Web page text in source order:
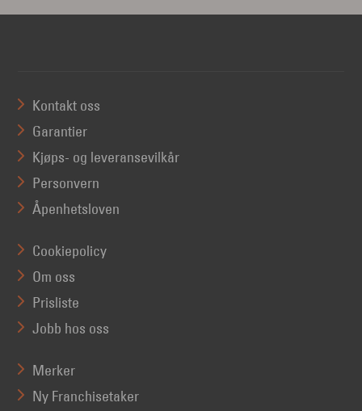
Kontakt oss
Garantier
Kjøps- og leveransevilkår
Personvern
Åpenhetsloven
Cookiepolicy
Om oss
Prisliste
Jobb hos oss
Merker
Ny Franchisetaker